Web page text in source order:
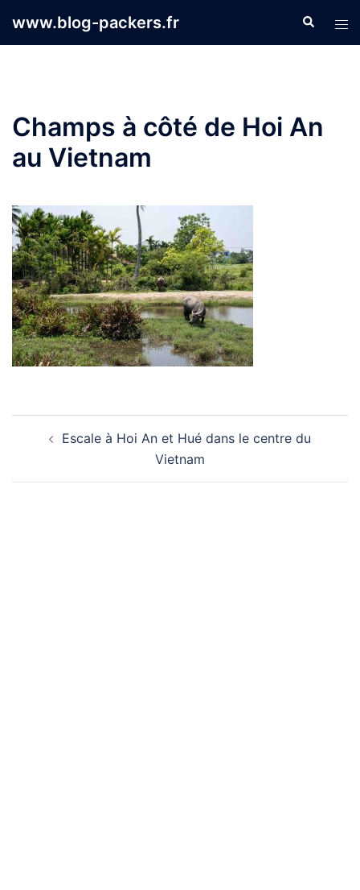
www.blog-packers.fr
le
Champs à côté de Hoi An
au Vietnam
d’articleEscale à Hoi An et Hué dans le centre du
Vietnam